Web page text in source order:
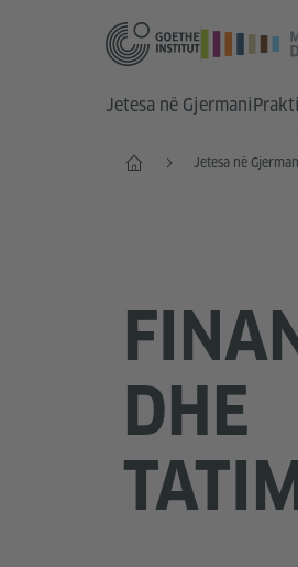
Jetesa në Gjermani
Faqja e parëJetesa në
DHE